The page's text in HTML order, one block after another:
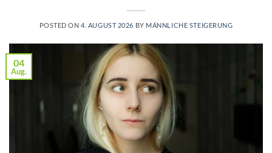
POSTED ON4. AUGUST 2026 BY MÄNNLICHE STEIGERUNG
04
Aug.